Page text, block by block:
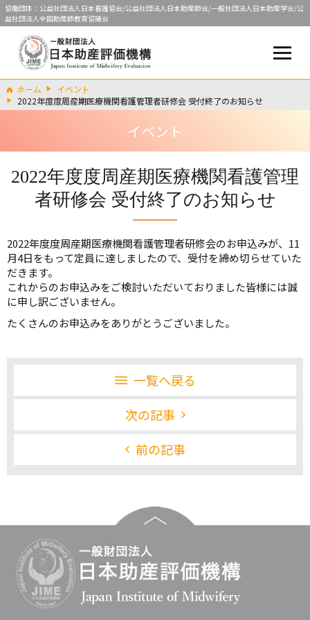
協働団体：公益社団法人日本看護協会/公益社団法人日本助産師会/一般社団法人日本助産学会/公
益社団法人全国助産師教育協議会
ホーム
イベント
2022年度度周産期医療機関看護管理者研修会 受付終了のお知らせ
イベント
2022年度度周産期医療機関看護管理
者研修会 受付終了のお知らせ
2022年度度周産期医療機関看護管理者研修会のお申込みが、11
月4日をもって定員に達しましたので、受付を締め切らせていた
だきます。
これからのお申込みをご検討いただいておりました皆様には誠
に申し訳ございません。
たくさんのお申込みをありがとうございました。
一覧へ戻る
次の記事
前の記事